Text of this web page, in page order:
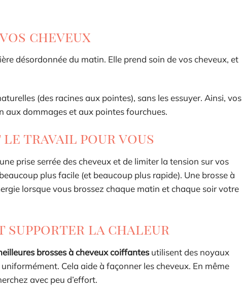
cheveux
désordonnée du matin. Elle prend soin de vos cheveux, et
(des racines aux pointes), sans les essuyer. Ainsi, vos
aux dommages et aux pointes fourchues.
le travail pour vous
prise serrée des cheveux et de limiter la tension sur vos
plus facile (et beaucoup plus rapide). Une brosse à
lorsque vous brossez chaque matin et chaque soir votre
supporter la chaleur
brosses à cheveux coiffantesutilisent des noyaux
Cela aide à façonner les cheveux. En même
avec peu d’effort.